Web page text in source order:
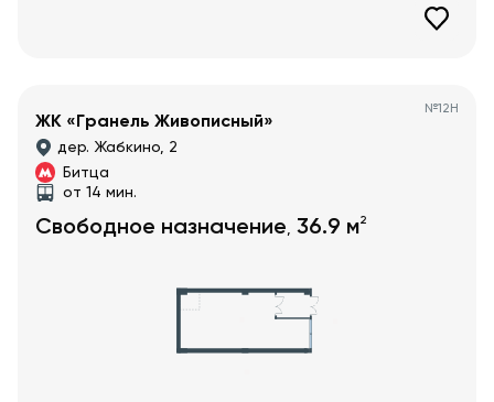
№12Н
ЖК «Гранель Живописный»
дер. Жабкино, 2
Битца
от 14 мин.
Свободное назначение, 36.9 м2